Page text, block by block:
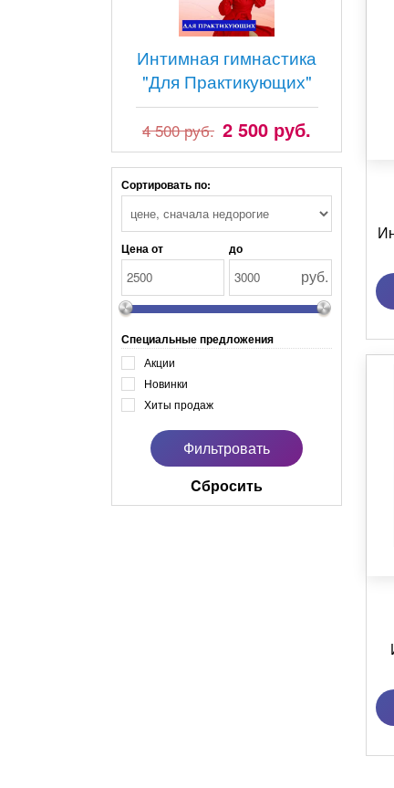
Интимная гимнастика
"Для Практикующих"
4 500 руб. 2 500 руб.
Сортировать по:
Цена от до
руб.
Специальные предложения
Акции
Новинки
Хиты продаж
Cбросить